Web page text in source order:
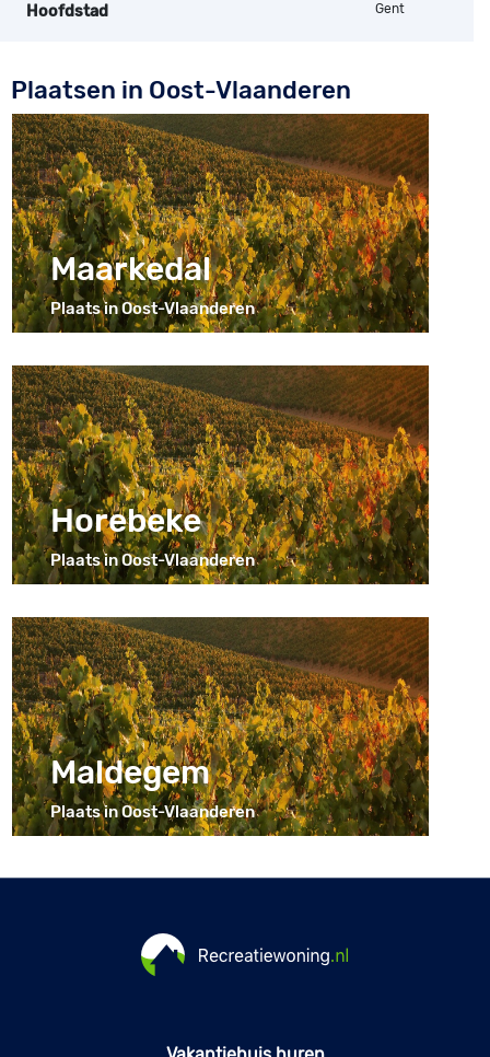
Hoofdstad Gent
Plaatsen in Oost-Vlaanderen
Maarkedal
Plaats in Oost-Vlaanderen
Horebeke
Plaats in Oost-Vlaanderen
Maldegem
Plaats in Oost-Vlaanderen